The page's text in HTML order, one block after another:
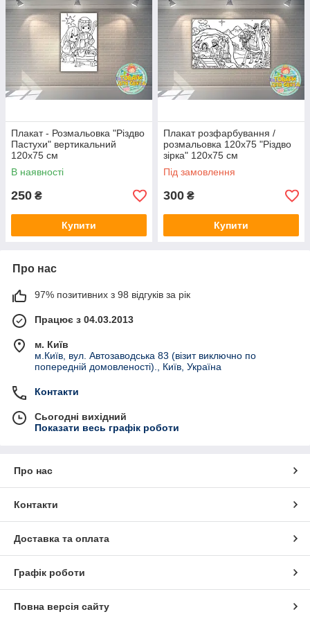
Размер ХL: 120х75 цена 120 грн до 15 деток
Матеріал: офсетний папір щільністю 150 г/м2
Упаковка: тубус-коробка або пакет
Виробник: Власне виробництво
Плакат - Розмальовка "Різдво
Пастухи" вертикальний
120х75 см
В наявності
250 ₴
Купити
Плакат розфарбування /
розмальовка 120х75 "Різдво
зірка" 120х75 см
Під замовлення
300 ₴
Купити
Про нас
97% позитивних з 98 відгуків за рік
Працює з 04.03.2013
м. Київ
м.Київ, вул. Автозаводська 83 (візит виключно по
попередній домовленості)., Київ, Україна
Контакти
Сьогодні вихідний
Показати весь графік роботи
Про нас
Контакти
Доставка та оплата
Графік роботи
Повна версія сайту